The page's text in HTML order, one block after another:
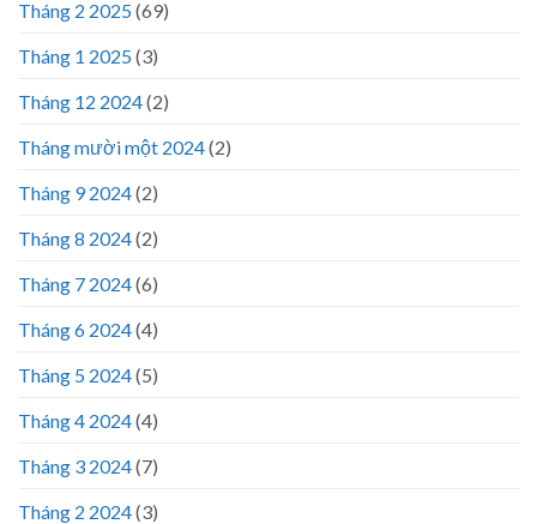
Tháng 2 2025(69)
Tháng 1 2025(3)
Tháng 12 2024(2)
Tháng mười một 2024(2)
Tháng 9 2024(2)
Tháng 8 2024(2)
Tháng 7 2024(6)
Tháng 6 2024(4)
Tháng 5 2024(5)
Tháng 4 2024(4)
Tháng 3 2024(7)
Tháng 2 2024(3)